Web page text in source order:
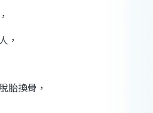
，
胎換骨，